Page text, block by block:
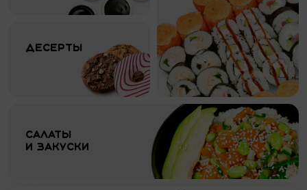
Десерты
Салаты
и закуски